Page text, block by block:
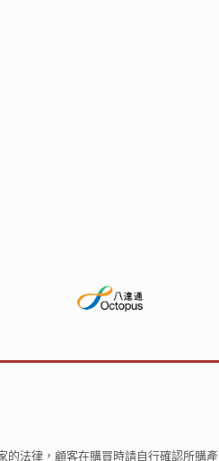
的法律，顧客在購買時請自行確認所購產